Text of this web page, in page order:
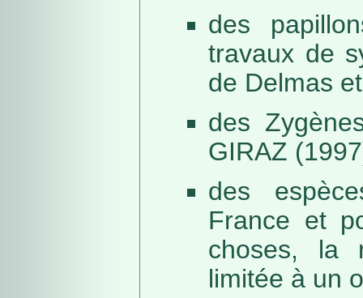
des
travaux de
de Delmas
des
GIRAZ
des
France et
choses, la
limitée à un